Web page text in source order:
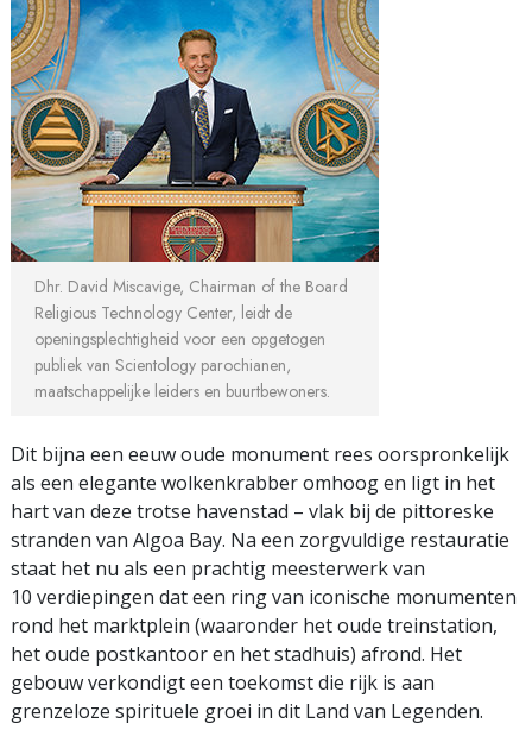
Dhr. David Miscavige, Chairman of the Board
Religious Technology Center, leidt de
openings­plechtigheid voor een opgetogen
publiek van Scientology parochianen,
maatschappelijke leiders en buurtbewoners.
Dit bijna een eeuw oude monument rees oorspronkelijk
als een elegante wolkenkrabber omhoog en ligt in het
hart van deze trotse havenstad – vlak bij de pittoreske
stranden van Algoa Bay. Na een zorgvuldige restauratie
staat het nu als een prachtig meesterwerk van
10 verdiepingen dat een ring van iconische monumenten
rond het marktplein (waaronder het oude treinstation,
het oude postkantoor en het stadhuis) afrond. Het
gebouw verkondigt een toekomst die rijk is aan
grenzeloze spirituele groei in dit Land van Legenden.